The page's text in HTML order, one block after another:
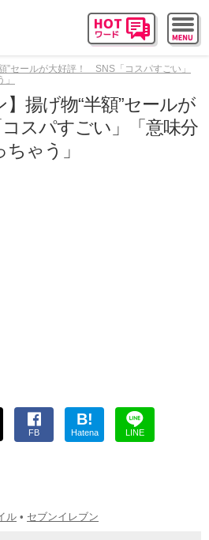
”セールが大好評！ SNS「コスパすごい」
】揚げ物“半額”セールが
スパすごい」「意味分
ゃう」
FB
B!
Hatena LINE
ル • セブンイレブン